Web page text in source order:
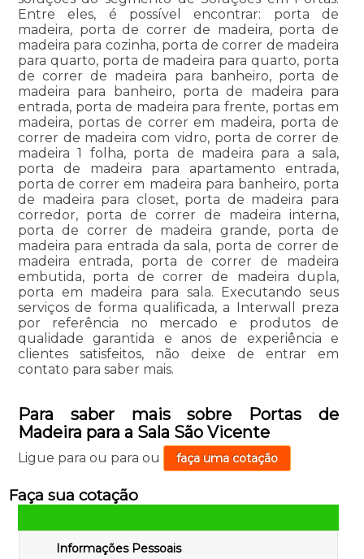
Entre eles, é possível encontrar: porta de
madeira, porta de correr de madeira, porta de
madeira para cozinha, porta de correr de madeira
para quarto, porta de madeira para quarto, porta
de correr de madeira para banheiro, porta de
madeira para banheiro, porta de madeira para
entrada, porta de madeira para frente, portas em
madeira, portas de correr em madeira, porta de
correr de madeira com vidro, porta de correr de
madeira 1 folha, porta de madeira para a sala,
porta de madeira para apartamento entrada,
porta de correr em madeira para banheiro, porta
de madeira para closet, porta de madeira para
corredor, porta de correr de madeira interna,
porta de correr de madeira grande, porta de
madeira para entrada da sala, porta de correr de
madeira entrada, porta de correr de madeira
embutida, porta de correr de madeira dupla,
porta em madeira para sala. Executando seus
serviços de forma qualificada, a Interwall preza
por referência no mercado e produtos de
qualidade garantida e anos de experiência e
clientes satisfeitos, não deixe de entrar em
contato para saber mais.
Para saber mais sobre Portas de
Madeira para a Sala São Vicente
Ligue para ou para ou faça uma cotação
Faça sua cotação
Informações Pessoais